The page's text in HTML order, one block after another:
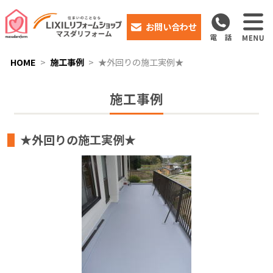
お問い合わせ
HOME 施工事例 ★外回りの施工実例★
施工事例
★外回りの施工実例★